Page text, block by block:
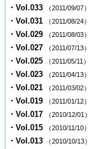
・Vol.033 （2011/09/07）
・Vol.031 （2011/08/24）
・Vol.029 （2011/08/03）
・Vol.027 （2011/07/13）
・Vol.025 （2011/05/11）
・Vol.023 （2011/04/13）
・Vol.021 （2011/03/02）
・Vol.019 （2011/01/12）
・Vol.017 （2010/12/01）
・Vol.015 （2010/11/10）
・Vol.013 （2010/10/13）